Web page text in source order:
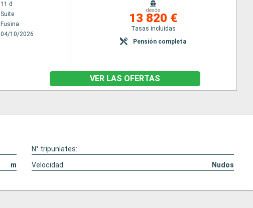
11 d
Suite
Fusina
04/10/2026
desde
13 820 €
Tasas incluidas
Pensión completa
VER LAS OFERTAS
N° tripunlates:
m Velocidad: Nudos